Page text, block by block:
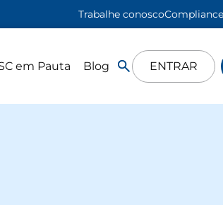
Trabalhe conoscoCompliance
em Pauta Blog ENTRAR